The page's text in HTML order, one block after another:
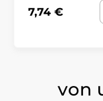
7,74 €
von